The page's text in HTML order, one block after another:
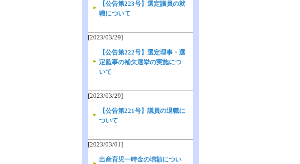
【公告第223号】選定議員の就
職について
[2023/03/29]
【公告第222号】選定理事・選
定監事の補欠選挙の実施につ
いて
[2023/03/29]
【公告第221号】議員の退職に
ついて
[2023/03/01]
出産育児一時金の増額につい